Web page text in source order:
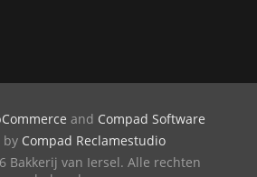
and Compad Software
by Compad Reclamestudio
Bakkerij van Iersel. Alle rechten